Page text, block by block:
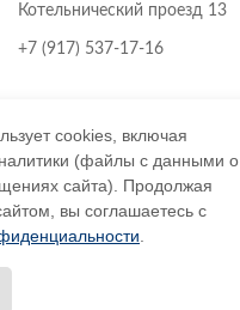
Котельнический проезд 13
+7 (917) 537-17-16
info@DrozdPcp.ru
cookies, включая
(файлы с данными о
сайта). Продолжая
вы соглашаетесь с